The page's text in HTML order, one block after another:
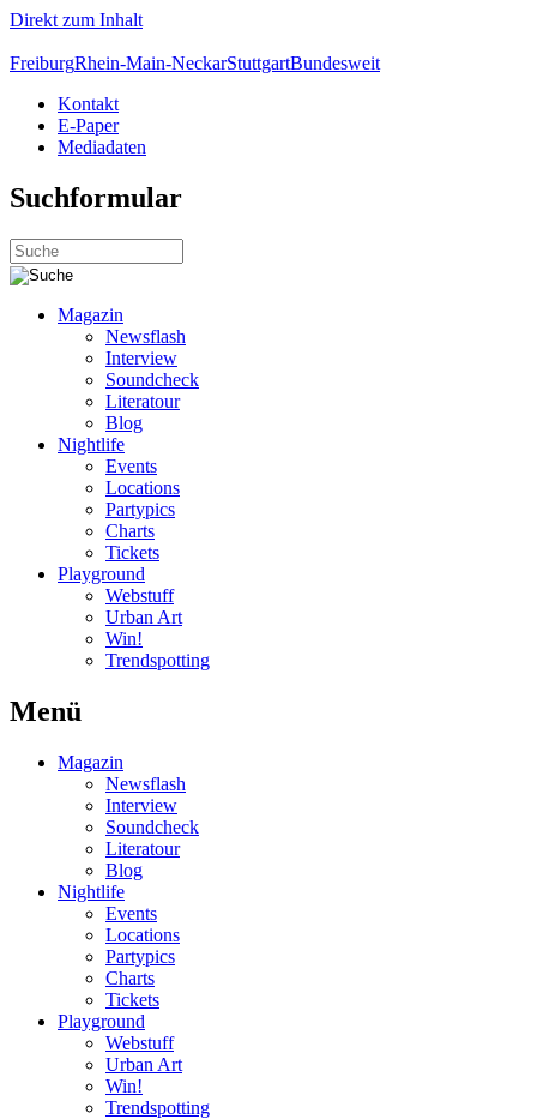
Direkt zum Inhalt
FreiburgRhein-Main-NeckarStuttgartBundesweit
Kontakt
E-Paper
Mediadaten
Suchformular
Magazin
Newsflash
Interview
Soundcheck
Literatour
Blog
Nightlife
Events
Locations
Partypics
Charts
Tickets
Playground
Webstuff
Urban Art
Win!
Trendspotting
Menü
Magazin
Newsflash
Interview
Soundcheck
Literatour
Blog
Nightlife
Events
Locations
Partypics
Charts
Tickets
Playground
Webstuff
Urban Art
Win!
Trendspotting